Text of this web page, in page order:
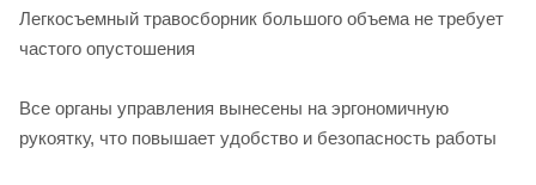
Легкосъемный травосборник большого объема не требует
частого опустошения
Все органы управления вынесены на эргономичную
рукоятку, что повышает удобство и безопасность работы